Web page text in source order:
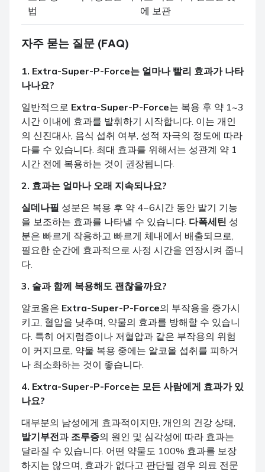
법
에 보관
자주 묻는 질문 (FAQ)
1. Extra-Super-P-Force는 얼마나 빨리 효과가 나타
나나요?
일반적으로 Extra-Super-P-Force는 복용 후 약 1~3
시간 이내에 효과를 발휘하기 시작합니다. 이는 개인
의 신진대사, 음식 섭취 여부, 성적 자극의 정도에 따라
다를 수 있습니다. 최대 효과를 위해서는 성관계 약 1
시간 전에 복용하는 것이 권장됩니다.
2. 효과는 얼마나 오래 지속되나요?
실데나필 성분은 복용 후 약 4~6시간 동안 발기 기능
을 보조하는 효과를 나타낼 수 있습니다. 다폭세틴 성
분은 빠르게 작용하고 빠르게 체내에서 배출되므로,
필요한 순간에 효과적으로 사정 시간을 연장시켜 줍니
다.
3. 술과 함께 복용해도 괜찮을까요?
알코올은 Extra-Super-P-Force의 부작용을 증가시
키고, 혈압을 낮추며, 약물의 효과를 방해할 수 있습니
다. 특히 어지럼증이나 저혈압과 같은 부작용의 위험
이 커지므로, 약물 복용 중에는 알코올 섭취를 피하거
나 최소화하는 것이 좋습니다.
4. Extra-Super-P-Force는 모든 사람에게 효과가 있
나요?
대부분의 남성에게 효과적이지만, 개인의 건강 상태,
발기부전과 조루증의 원인 및 심각성에 따라 효과는
달라질 수 있습니다. 어떤 약물도 100% 효과를 보장
하지는 않으며, 효과가 없다고 판단될 경우 의료 전문